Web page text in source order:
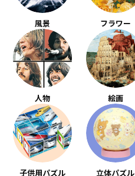
風景 フラワー
人物 絵画
子供用パズル 立体パズル